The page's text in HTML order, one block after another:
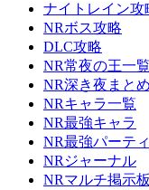
ナイトレイン攻
NRボス攻略
DLC攻略
NR常夜の王一覧
NR深き夜まとめ
NRキャラ一覧
NR最強キャラ
NR最強パーティ
NRジャーナル
NRマルチ掲示板